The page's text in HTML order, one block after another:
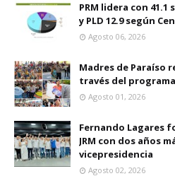
PRM lidera con
y PLD 12.9 según
Agosto 06, 2026
Madres de Paraíso
través del
Agosto 01, 2026
Fernando Lagares
JRM con dos años
vicepresidencia
Agosto 02, 2026